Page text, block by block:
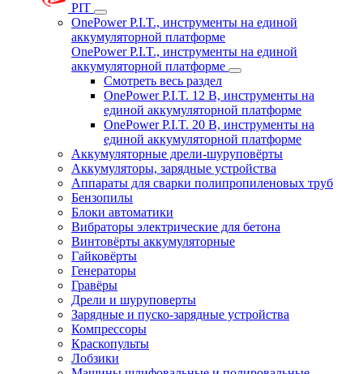
PIT
OnePower P.I.T., инструменты на единой
аккумуляторной платформе
OnePower P.I.T., инструменты на единой
аккумуляторной платформе
Смотреть весь раздел
OnePower P.I.T. 12 В, инструменты на
единой аккумуляторной платформе
OnePower P.I.T. 20 В, инструменты на
единой аккумуляторной платформе
Аккумуляторные дрели-шуруповёрты
Аккумуляторы, зарядные устройства
Аппараты для сварки полипропиленовых труб
Бензопилы
Блоки автоматики
Вибраторы электрические для бетона
Винтовёрты аккумуляторные
Гайковёрты
Генераторы
Гравёры
Дрели и шуруповерты
Зарядные и пуско-зарядные устройства
Компрессоры
Краскопульты
Лобзики